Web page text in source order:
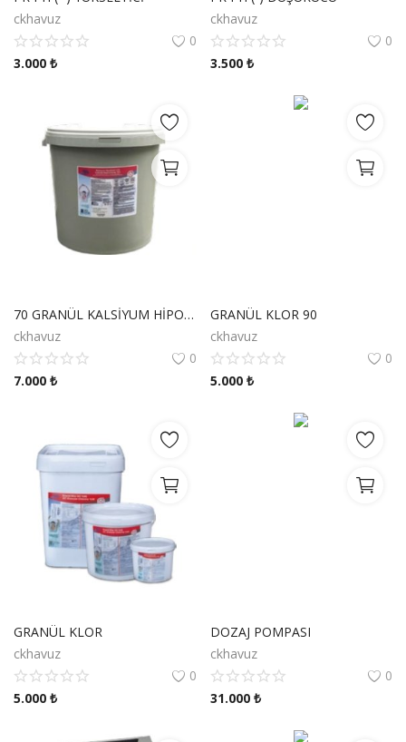
ckhavuz
0
3.000 ₺
ckhavuz
0
3.500 ₺
70 GRANÜL KALSİYUM HİPOKLORİD
ckhavuz
0
7.000 ₺
GRANÜL KLOR 90
ckhavuz
0
5.000 ₺
GRANÜL KLOR
ckhavuz
0
5.000 ₺
DOZAJ POMPASI
ckhavuz
0
31.000 ₺